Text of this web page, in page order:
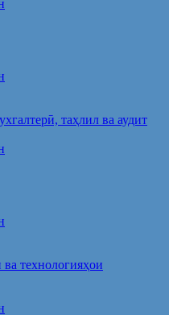
таҳлил ва аудит
технологияҳои